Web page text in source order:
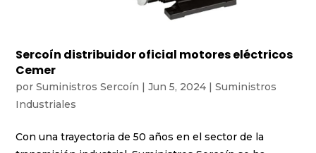
Sercoín distribuidor oficial motores eléctricos
Cemer
porSuministros Sercoín |Jun 5, 2024 |Suministros
Industriales
Con una trayectoria de 50 años en el sector de la